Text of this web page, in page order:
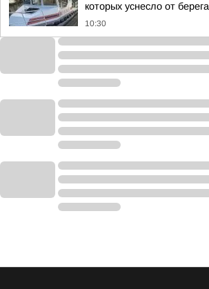
которых уснесло от берега
10:30